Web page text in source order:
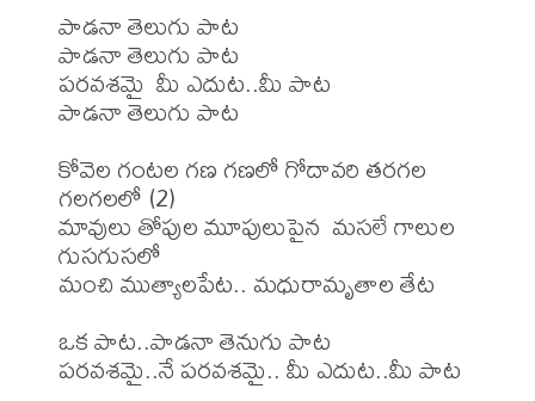
పాడనా తెలుగు పాట
పాడనా తెలుగు పాట
పరవశమై  మీ ఎదుట..మీ పాట
పాడనా తెలుగు పాట
కోవెల గంటల గణ గణలో గోదావరి తరగల
గలగలలో (2)
మావులు తోపుల మూపులుపైన  మసలే గాలుల
గుసగుసలో
మంచి ముత్యాలపేట.. మధురామృతాల తేట
ఒక పాట..పాడనా తెనుగు పాట
పరవశమై..నే పరవశమై.. మీ ఎదుట..మీ పాట